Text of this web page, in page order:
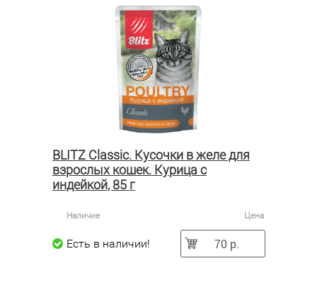
BLITZ Classic. Кусочки в желе для
взрослых кошек. Курица с
индейкой, 85 г
Наличие Цена
Есть в наличии! 70 р.